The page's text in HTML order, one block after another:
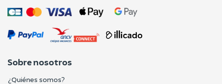
Sobre nosotros
¿Quiénes somos?